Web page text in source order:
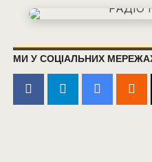
МИ У СОЦІАЛЬНИХ